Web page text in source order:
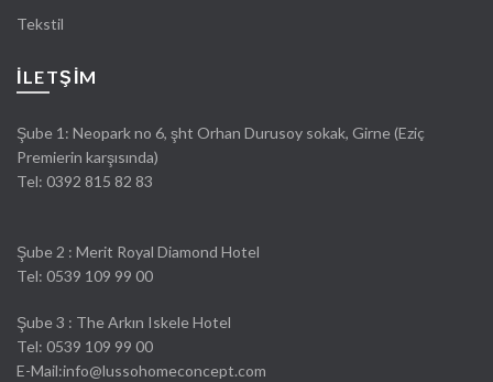
Tekstil
İLETŞIM
Şube 1: Neopark no 6, şht Orhan Durusoy sokak, Girne (Eziç
Premierin karşısında)
Tel: 0392 815 82 83
Şube 2 : Merit Royal Diamond Hotel
Tel: 0539 109 99 00
Şube 3 : The Arkın Iskele Hotel
Tel: 0539 109 99 00
E-Mail:info@lussohomeconcept.com